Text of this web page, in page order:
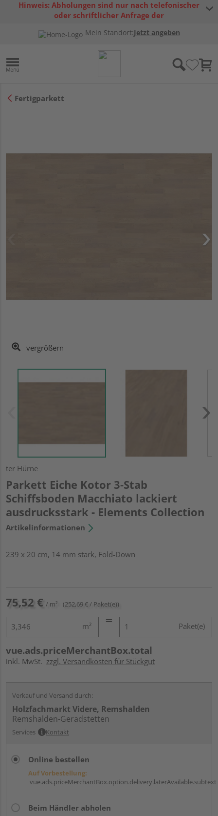
Hinweis: Abholungen sind nur nach telefonischer
oder schriftlicher Anfrage der
Mein Standort:Jetzt angeben
Fertigparkett
vergrößern
ter Hürne
Parkett Eiche Kotor 3-Stab
Schiffsboden Macchiato lackiert
ausdrucksstark - Elements Collection
Artikelinformationen
239 x 20 cm, 14 mm stark, Fold-Down
75,52 € / m² (252,69 € / Paket(e))
m² Paket(e)
vue.ads.priceMerchantBox.total
inkl. MwSt. zzgl. Versandkosten für Stückgut
Verkauf und Versand durch:
Holzfachmarkt Videre, Remshalden
Remshalden-Geradstetten
Services Kontakt
Online bestellen
Auf Vorbestellung:
vue.ads.priceMerchantBox.option.delivery.laterAvailable.subtext
Beim Händler abholen